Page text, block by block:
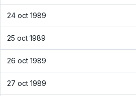
24 oct 1989
25 oct 1989
26 oct 1989
27 oct 1989